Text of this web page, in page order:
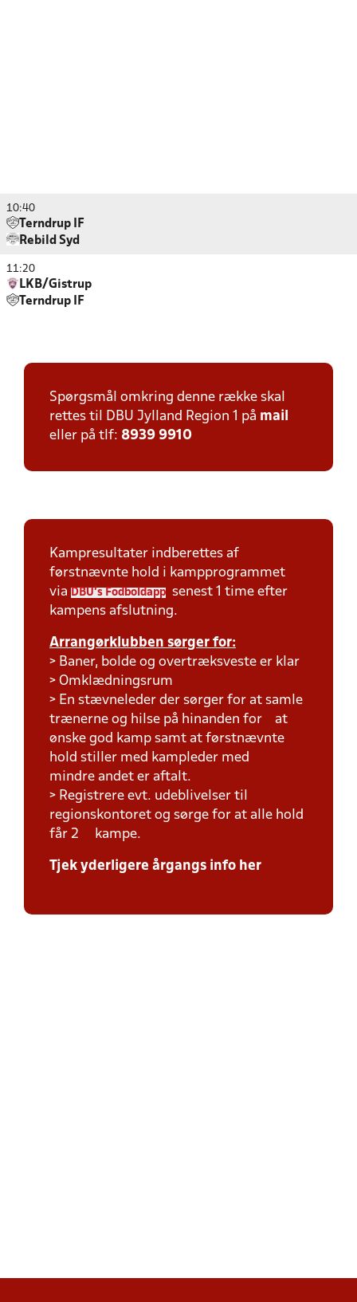
10:40
Terndrup IF
Rebild Syd
11:20
LKB/Gistrup
Terndrup IF
Spørgsmål omkring denne række skal
rettes til DBU Jylland Region 1 på mail
eller på tlf: 8939 9910
Kampresultater indberettes af
førstnævnte hold i kampprogrammet
via
DBU's Fodboldapp
senest 1 time efter
kampens afslutning.
Arrangørklubben sørger for:
> Baner, bolde og overtræksveste er klar
> Omklædningsrum
> En stævneleder der sørger for at samle
trænerne og hilse på hinanden for at
ønske god kamp samt at førstnævnte
hold stiller med kampleder med
mindre andet er aftalt.
> Registrere evt. udeblivelser til
regionskontoret og sørge for at alle hold
får 2 kampe.
Tjek yderligere årgangs info her